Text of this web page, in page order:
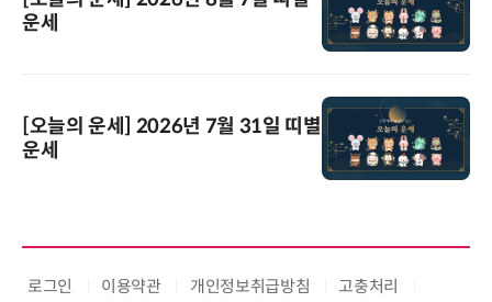
운세
[오늘의 운세] 2026년 7월 31일 띠별
운세
로그인 이용약관 개인정보취급방침 고충처리